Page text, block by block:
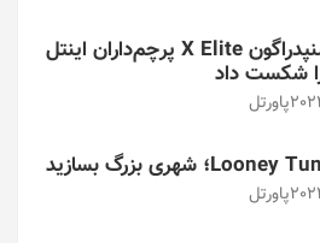
تراشه اسنپدراگون X Elite پرچم‌داران اینتل
پاورتل
پاورتل